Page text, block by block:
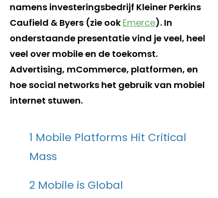
namens investeringsbedrijf Kleiner Perkins
Caufield & Byers (zie ook Emerce). In
onderstaande presentatie vind je veel, heel
veel over mobile en de toekomst.
Advertising, mCommerce, platformen, en
hoe social networks het gebruik van mobiel
internet stuwen.
1 Mobile Platforms Hit Critical
Mass
2 Mobile is Global